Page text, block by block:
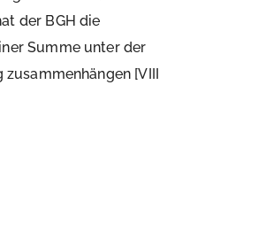
der BGH die
Summe unter der
[VIII